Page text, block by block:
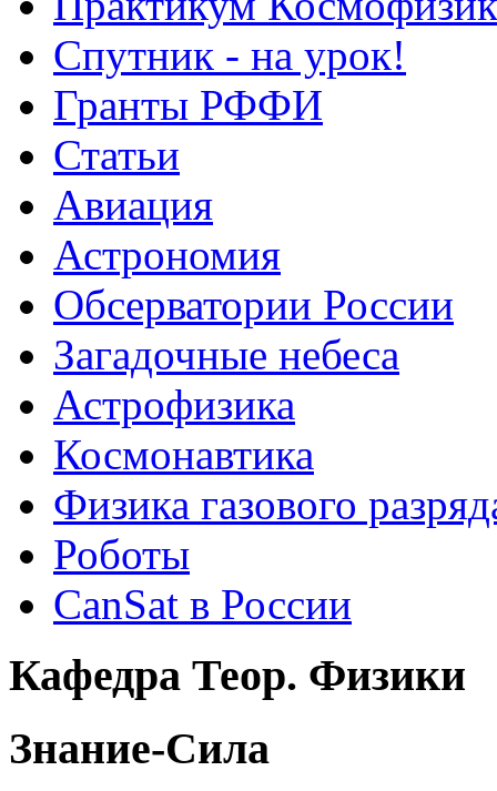
Спутник - на урок!
Гранты РФФИ
Статьи
Авиация
Астрономия
Обсерватории России
Загадочные небеса
Астрофизика
Космонавтика
Физика газового
Роботы
CanSat в России
Кафедра Теор. Физики
Знание-Сила